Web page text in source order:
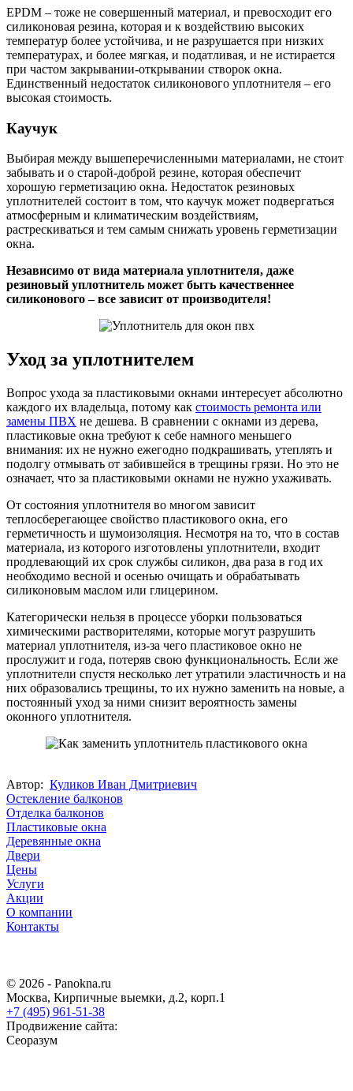
EPDM – тоже не совершенный материал, и превосходит его
силиконовая резина, которая и к воздействию высоких
температур более устойчива, и не разрушается при низких
температурах, и более мягкая, и податливая, и не истирается
при частом закрывании-открывании створок окна.
Единственный недостаток силиконового уплотнителя – его
высокая стоимость.
Каучук
Выбирая между вышеперечисленными материалами, не стоит
забывать и о старой-доброй резине, которая обеспечит
хорошую герметизацию окна. Недостаток резиновых
уплотнителей состоит в том, что каучук может подвергаться
атмосферным и климатическим воздействиям,
растрескиваться и тем самым снижать уровень герметизации
окна.
Независимо от вида материала уплотнителя, даже
резиновый уплотнитель может быть качественнее
силиконового – все зависит от производителя!
Уход за уплотнителем
Вопрос ухода за пластиковыми окнами интересует абсолютно
каждого их владельца, потому как стоимость ремонта или
замены ПВХ не дешева. В сравнении с окнами из дерева,
пластиковые окна требуют к себе намного меньшего
внимания: их не нужно ежегодно подкрашивать, утеплять и
подолгу отмывать от забившейся в трещины грязи. Но это не
означает, что за пластиковыми окнами не нужно ухаживать.
От состояния уплотнителя во многом зависит
теплосберегающее свойство пластикового окна, его
герметичность и шумоизоляция. Несмотря на то, что в состав
материала, из которого изготовлены уплотнители, входит
продлевающий их срок службы силикон, два раза в год их
необходимо весной и осенью очищать и обрабатывать
силиконовым маслом или глицерином.
Категорически нельзя в процессе уборки пользоваться
химическими растворителями, которые могут разрушить
материал уплотнителя, из-за чего пластиковое окно не
прослужит и года, потеряв свою функциональность. Если же
уплотнители спустя несколько лет утратили эластичность и на
них образовались трещины, то их нужно заменить на новые, а
постоянный уход за ними снизит вероятность замены
оконного уплотнителя.
Автор: Куликов Иван Дмитриевич
Остекление балконов
Отделка балконов
Пластиковые окна
Деревянные окна
Двери
Цены
Услуги
Акции
О компании
Контакты
© 2026 - Panokna.ru
Москва, Кирпичные выемки, д.2, корп.1
+7 (495) 961-51-38
Продвижение сайта:
Сеоразум